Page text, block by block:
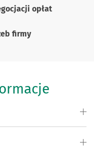
opłat
firmy